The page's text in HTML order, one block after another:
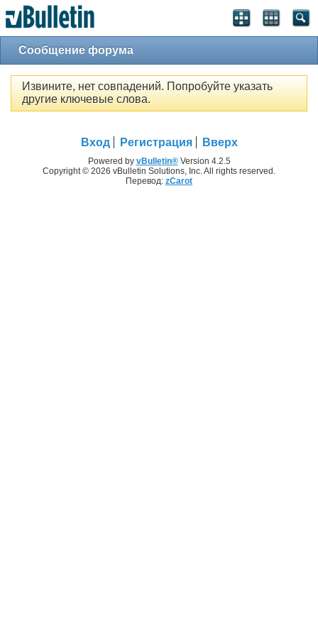
Сообщение форума
Извините, нет совпадений. Попробуйте указать
другие ключевые слова.
Вход Регистрация Вверх
Powered by vBulletin®Version 4.2.5
Copyright © 2026 vBulletin Solutions, Inc. All rights reserved.
Перевод: zCarot